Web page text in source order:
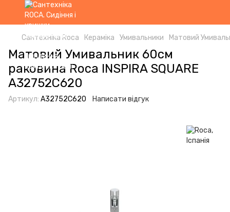
Сантехніка Roca Кераміка Умивальники Матовий
Матовий Умивальник 60см
раковина Roca INSPIRA SQUARE
A32752C620
Артикул: A32752C620 Написати відгук